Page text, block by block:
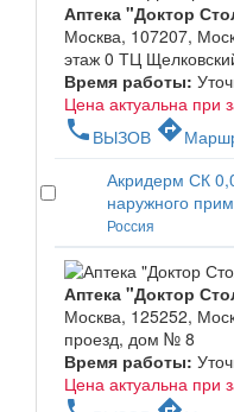
Аптека "Доктор
Москва, 107207,
этаж 0 ТЦ
Время работы:
Цена актуальна при
phone ВЫЗОВ directions
Акридерм СК
наружного
Россия
Аптека "Доктор
Москва, 125252,
проезд, дом № 8
Время работы:
Цена актуальна при